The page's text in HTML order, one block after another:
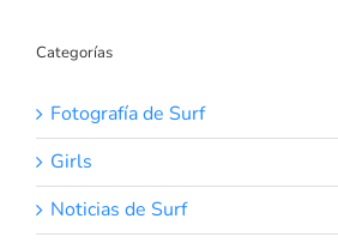
Categorías
Fotografía de Surf
Girls
Noticias de Surf